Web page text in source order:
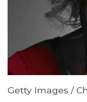
Getty Images /